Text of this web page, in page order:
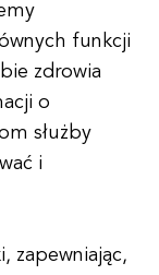
funkcji
zdrowia
o
służby
i
zapewniając,